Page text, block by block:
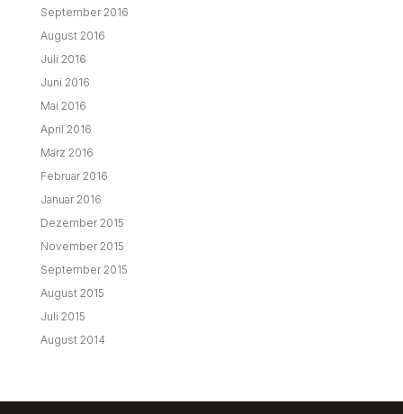
September 2016
August 2016
Juli 2016
Juni 2016
Mai 2016
April 2016
März 2016
Februar 2016
Januar 2016
Dezember 2015
November 2015
September 2015
August 2015
Juli 2015
August 2014